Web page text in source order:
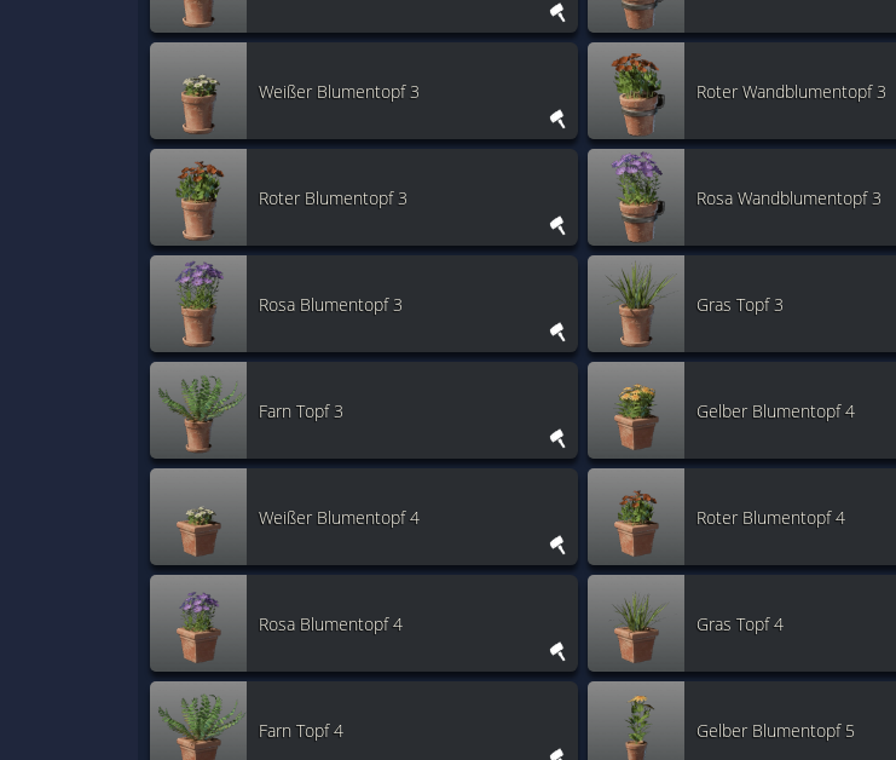
Weißer Blumentopf 3 Roter Wandblumentopf 3
Roter Blumentopf 3 Rosa Wandblumentopf 3
Rosa Blumentopf 3 Gras Topf 3
Farn Topf 3 Gelber Blumentopf 4
Weißer Blumentopf 4 Roter Blumentopf 4
Rosa Blumentopf 4 Gras Topf 4
Farn Topf 4 Gelber Blumentopf 5